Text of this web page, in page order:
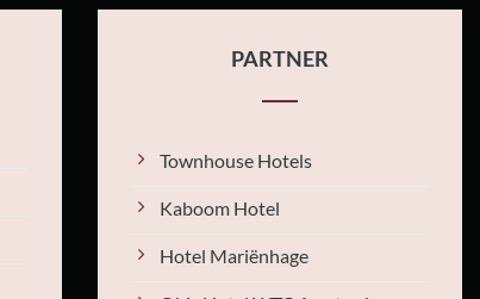
PARTNER
Townhouse Hotels
Kaboom Hotel
Hotel Mariënhage